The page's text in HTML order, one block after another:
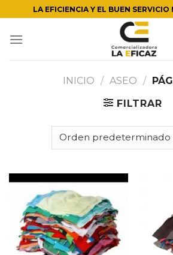
to
content
LA EFICIENCIA Y EL BUEN
INICIO / ASEO /
FILTRAR